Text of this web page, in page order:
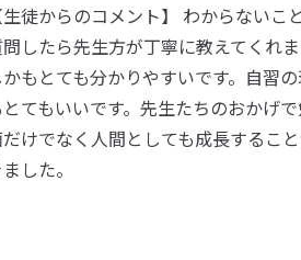
ント】 わからないことを
方が丁寧に教えてくれます。
かりやすいです。自習の環境
。先生たちのおかげで勉強
としても成長することがで